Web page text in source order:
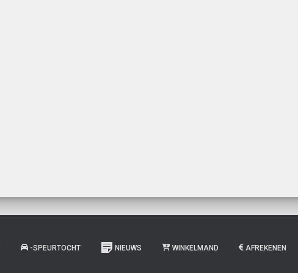
-SPEURTOCHT NIEUWS WINKELMAND AFREKENEN